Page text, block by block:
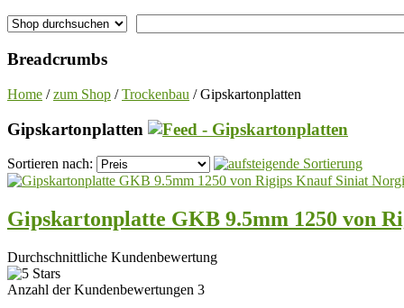
Breadcrumbs
Home /zum Shop /Trockenbau / Gipskartonplatten
Gipskartonplatten
Sortieren nach:
Gipskartonplatte GKB 9.5mm 1250 von
Durchschnittliche Kundenbewertung
Anzahl der Kundenbewertungen 3